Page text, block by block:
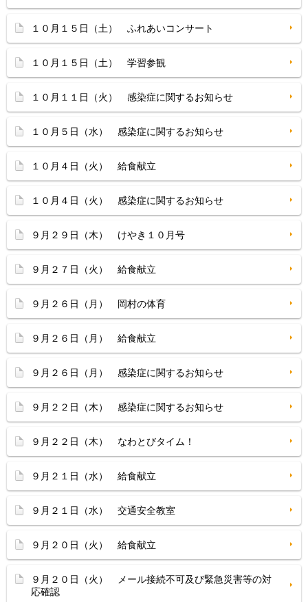
１０月１５日（土） ふれあいコンサート
１０月１５日（土） 学習参観
１０月１１日（火） 感染症に関するお知らせ
１０月５日（水） 感染症に関するお知らせ
１０月４日（火） 給食献立
１０月４日（火） 感染症に関するお知らせ
９月２９日（木） けやき１０月号
９月２７日（火） 給食献立
９月２６日（月） 岡村の体育
９月２６日（月） 給食献立
９月２６日（月） 感染症に関するお知らせ
９月２２日（木） 感染症に関するお知らせ
９月２２日（木） なわとびタイム！
９月２１日（水） 給食献立
９月２１日（水） 交通安全教室
９月２０日（火） 給食献立
９月２０日（火） メール接続不可及び緊急災害等の対
応確認